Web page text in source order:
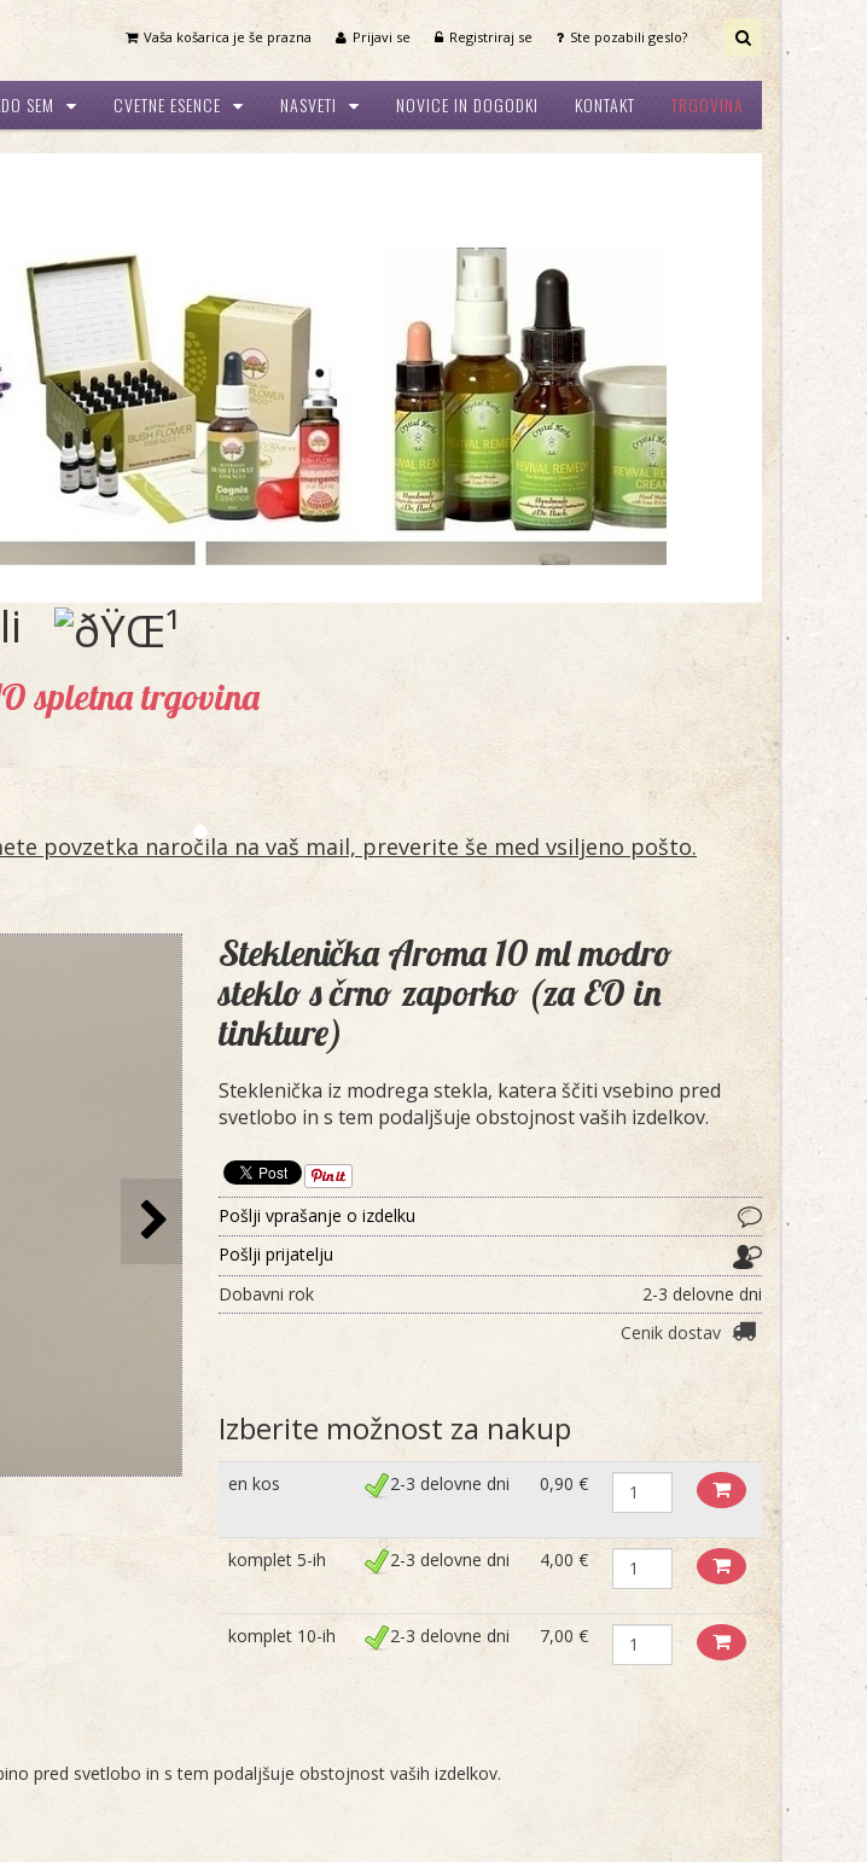
Prijavi se Registriraj se Ste pozabili geslo?
Vaša košarica je še prazna
SEM CVETNE ESENCE NASVETI NOVICE IN DOGODKI KONTAKT TRGOVINA
spletna trgovina
povzetka naročila na vaš mail, preverite še med vsiljeno pošto.
Steklenička Aroma 10 ml modro
steklo s črno zaporko (za EO in
tinkture)
Steklenička iz modrega stekla, katera ščiti vsebino pred
svetlobo in s tem podaljšuje obstojnost vaših izdelkov.
Pošlji vprašanje o izdelku
Pošlji prijatelju
Dobavni rok
2-3 delovne dni
Cenik dostav
Izberite možnost za nakup
en kos 2-3 delovne dni 0,90 €
komplet 5-ih 2-3 delovne dni 4,00 €
komplet 10-ih 2-3 delovne dni 7,00 €
pred svetlobo in s tem podaljšuje obstojnost vaših izdelkov.